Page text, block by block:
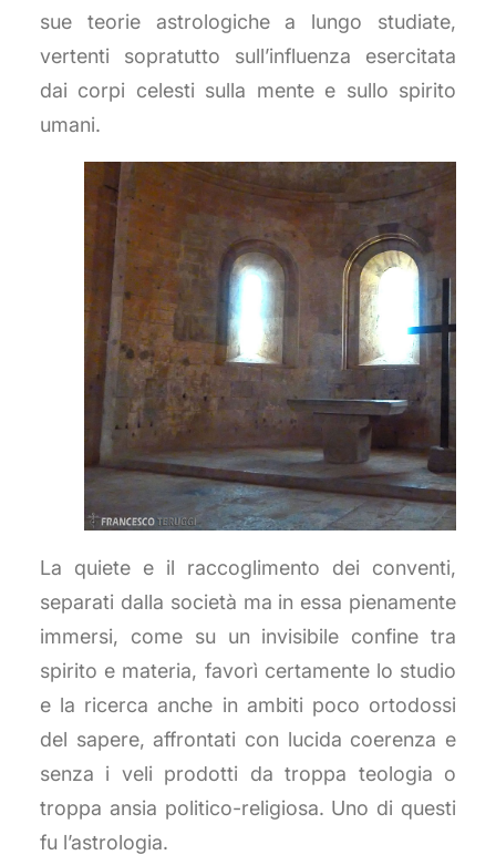
sue teorie astrologiche a lungo studiate,
vertenti sopratutto sull’influenza esercitata
dai corpi celesti sulla mente e sullo spirito
umani.
La quiete e il raccoglimento dei conventi,
separati dalla società ma in essa pienamente
immersi, come su un invisibile confine tra
spirito e materia, favorì certamente lo studio
e la ricerca anche in ambiti poco ortodossi
del sapere, affrontati con lucida coerenza e
senza i veli prodotti da troppa teologia o
troppa ansia politico-religiosa. Uno di questi
fu l’astrologia.